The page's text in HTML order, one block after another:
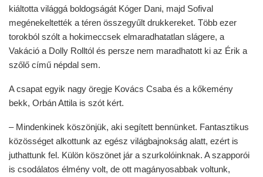
kiáltotta világgá boldogságát Kóger Dani, majd Sofival
megénekeltették a téren összegyűlt drukkereket. Több ezer
torokból szólt a hokimeccsek elmaradhatatlan slágere, a
Vakáció a Dolly Rolltól és persze nem maradhatott ki az Érik a
szőlő című népdal sem.
A csapat egyik nagy öregje Kovács Csaba és a kőkemény
bekk, Orbán Attila is szót kért.
– Mindenkinek köszönjük, aki segített bennünket. Fantasztikus
közösséget alkottunk az egész világbajnokság alatt, ezért is
juthattunk fel. Külön köszönet jár a szurkolóinknak. A szapporói
is csodálatos élmény volt, de ott magányosabbak voltunk,